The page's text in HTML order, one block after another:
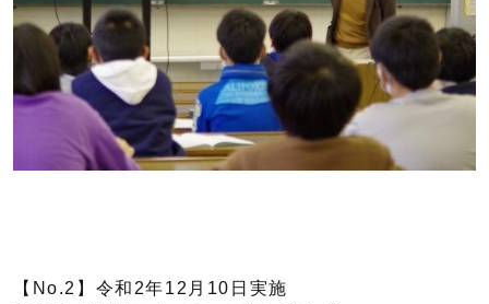
【No.2】令和2年12月10日実施